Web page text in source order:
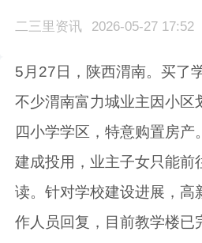
二三里资讯 2026-05-27 17:52
5月27日，陕西渭南。买了
不少渭南富力城业主因小区
四小学学区，特意购置房产
建成投用，业主子女只能前
读。针对学校建设进展，高
作人员回复，目前教学楼已